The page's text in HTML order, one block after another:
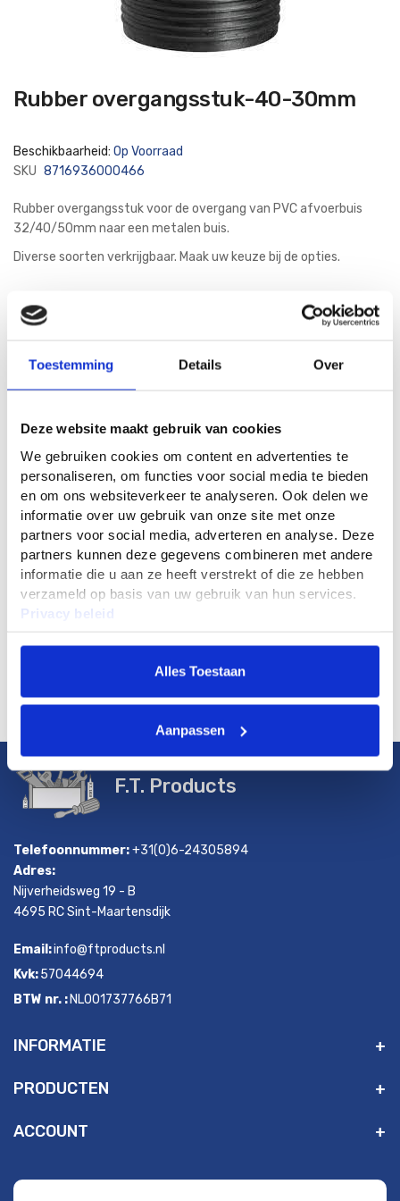
Toestemming Details Over
Deze website maakt gebruik van cookies
We gebruiken cookies om content en advertenties te
personaliseren, om functies voor social media te bieden
en om ons websiteverkeer te analyseren. Ook delen we
informatie over uw gebruik van onze site met onze
partners voor social media, adverteren en analyse. Deze
partners kunnen deze gegevens combineren met andere
informatie die u aan ze heeft verstrekt of die ze hebben
verzameld op basis van uw gebruik van hun services.
Privacy beleid
Alles Toestaan
Aanpassen
Ga
naar
de
afbeeldingen-
gallerij
Rubber overgangsstuk-40-30mm
Beschikbaarheid: Op Voorraad
SKU 8716936000466
Rubber overgangsstuk voor de overgang van PVC afvoerbuis
32/40/50mm naar een metalen buis.
Diverse soorten verkrijgbaar. Maak uw keuze bij de opties.
335
In Winkelwagen
Details
Reviews
F.T. Products
Telefoonnummer:+31(0)6-24305894
Adres:
Nijverheidsweg 19 - B
4695 RC Sint-Maartensdijk
Email:info@ftproducts.nl
Kvk:57044694
BTW nr. : NL001737766B71
INFORMATIE
PRODUCTEN
ACCOUNT